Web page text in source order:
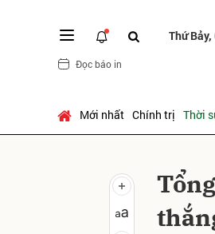
Thứ Bảy,
Đọc báo in
Mới nhất Chính trị Thời